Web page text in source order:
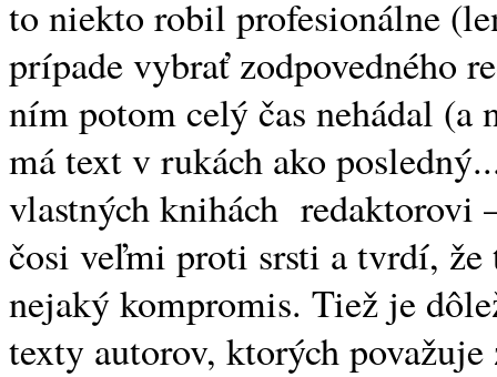
to niekto robil profesionálne
prípade vybrať zodpovedného
ním potom celý čas nehádal (a
má text v rukách ako
vlastných knihách redaktorovi
čosi veľmi proti srsti a tvrdí, že
nejaký kompromis. Tiež je
texty autorov, ktorých